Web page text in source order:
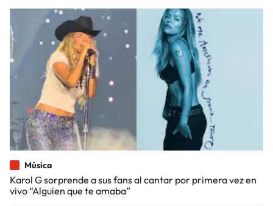
Música
Karol G sorprende a sus fans al cantar por primera vez en
vivo “Alguien que te amaba”